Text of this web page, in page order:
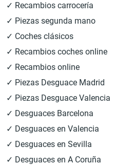
✓ Recambios carrocería
✓ Piezas segunda mano
✓ Coches clásicos
✓ Recambios coches online
✓ Recambios online
✓ Piezas Desguace Madrid
✓ Piezas Desguace Valencia
✓ Desguaces Barcelona
✓ Desguaces en Valencia
✓ Desguaces en Sevilla
✓ Desguaces en A Coruña